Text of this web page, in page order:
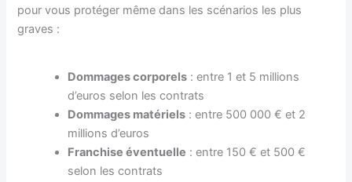
pour vous protéger même dans les scénarios les plus
graves :
Dommages corporels : entre 1 et 5 millions
d’euros selon les contrats
Dommages matériels : entre 500 000 € et 2
millions d’euros
Franchise éventuelle : entre 150 € et 500 €
selon les contrats